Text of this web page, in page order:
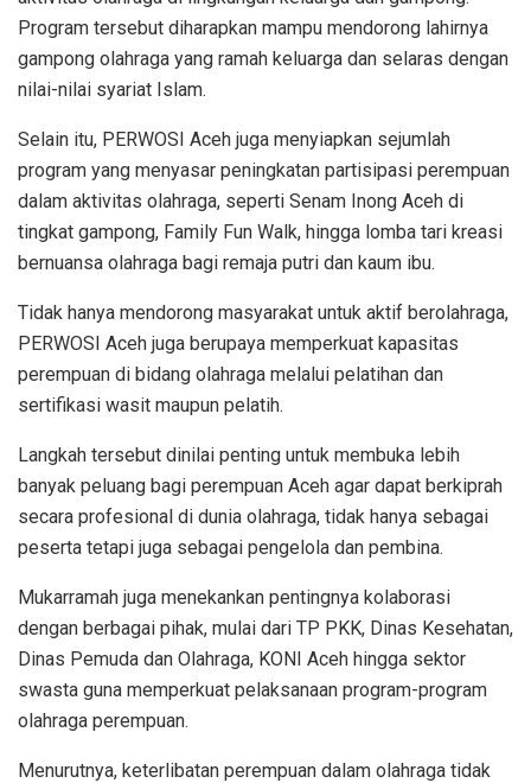
Program tersebut diharapkan mampu mendorong lahirnya
gampong olahraga yang ramah keluarga dan selaras dengan
nilai-nilai syariat Islam.
Selain itu, PERWOSI Aceh juga menyiapkan sejumlah
program yang menyasar peningkatan partisipasi perempuan
dalam aktivitas olahraga, seperti Senam Inong Aceh di
tingkat gampong, Family Fun Walk, hingga lomba tari kreasi
bernuansa olahraga bagi remaja putri dan kaum ibu.
Tidak hanya mendorong masyarakat untuk aktif berolahraga,
PERWOSI Aceh juga berupaya memperkuat kapasitas
perempuan di bidang olahraga melalui pelatihan dan
sertifikasi wasit maupun pelatih.
Langkah tersebut dinilai penting untuk membuka lebih
banyak peluang bagi perempuan Aceh agar dapat berkiprah
secara profesional di dunia olahraga, tidak hanya sebagai
peserta tetapi juga sebagai pengelola dan pembina.
Mukarramah juga menekankan pentingnya kolaborasi
dengan berbagai pihak, mulai dari TP PKK, Dinas Kesehatan,
Dinas Pemuda dan Olahraga, KONI Aceh hingga sektor
swasta guna memperkuat pelaksanaan program-program
olahraga perempuan.
Menurutnya, keterlibatan perempuan dalam olahraga tidak